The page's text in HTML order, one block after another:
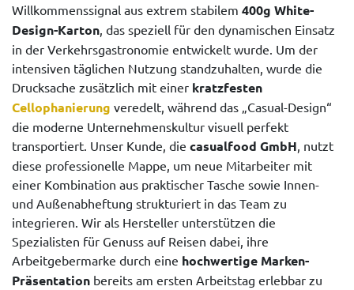
Willkommenssignal aus extrem stabilem 400g White-
Design-Karton , das speziell für den dynamischen Einsatz
in der Verkehrsgastronomie entwickelt wurde. Um der
intensiven täglichen Nutzung standzuhalten, wurde die
Drucksache zusätzlich mit einer kratzfesten
Cellophanierung veredelt, während das „Casual-Design“
die moderne Unternehmenskultur visuell perfekt
transportiert. Unser Kunde, die casualfood GmbH , nutzt
diese professionelle Mappe, um neue Mitarbeiter mit
einer Kombination aus praktischer Tasche sowie Innen-
und Außenabheftung strukturiert in das Team zu
integrieren. Wir als Hersteller unterstützen die
Spezialisten für Genuss auf Reisen dabei, ihre
Arbeitgebermarke durch eine hochwertige Marken-
Präsentation bereits am ersten Arbeitstag erlebbar zu